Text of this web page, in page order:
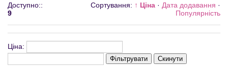
Доступно::
9
Сортування: ↑ Ціна · Дата додавання ·
Популярність
Ціна:
Фільтрувати Скинути